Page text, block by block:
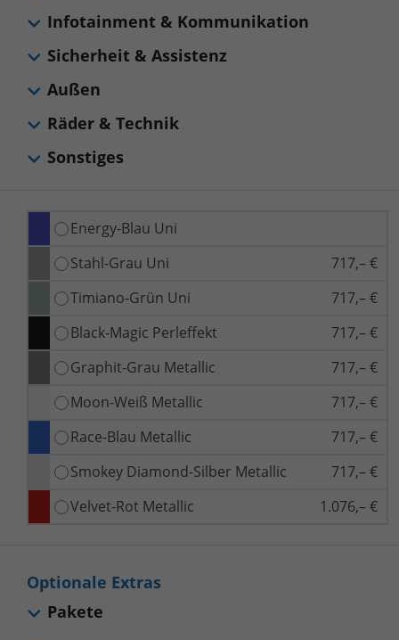
Energy-Blau Uni
Stahl-Grau Uni
717,– €
Timiano-Grün Uni
717,– €
Black-Magic Perleffekt
717,– €
Graphit-Grau Metallic
717,– €
Moon-Weiß Metallic
717,– €
Race-Blau Metallic
717,– €
Smokey Diamond-Silber Metallic
717,– €
Velvet-Rot Metallic
1.076,– €
Infotainment & Kommunikation
Sicherheit & Assistenz
Außen
Räder & Technik
Sonstiges
Optionale Extras
Pakete